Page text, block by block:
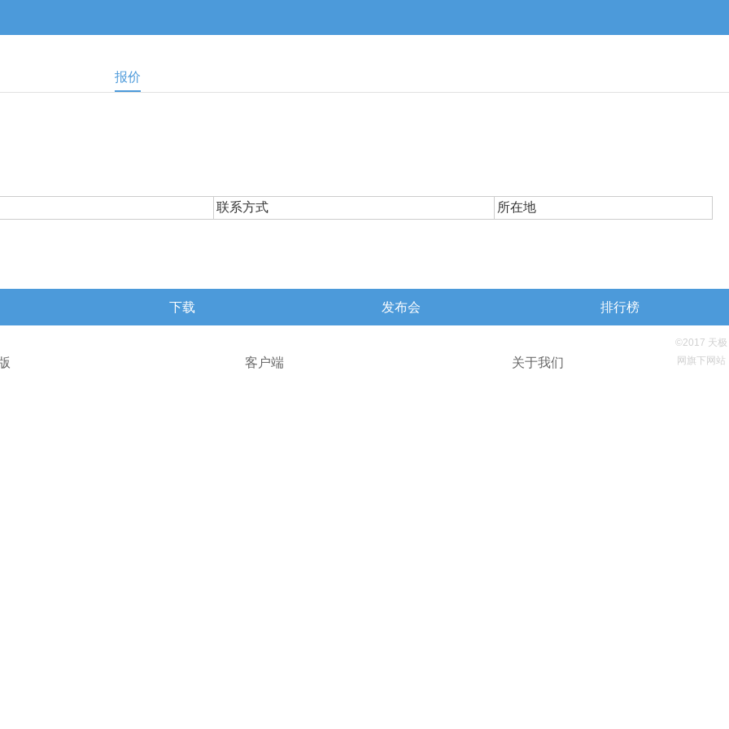
报价
联系方式 所在地
下载 发布会 排行榜
客户端 关于我们
©2017 天极
网旗下网站